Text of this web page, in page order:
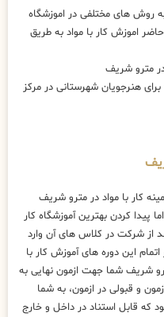
روش های مختلفی در اموزشگاه
اموزش کار با مواد به طریق
هنرجویان شهرستانی در مرکز
کار با مواد در مترو شریف
پیدا کردن بهترین آموزشگاه کار
از شرکت در کلاس های آن وارد
این دوره های آموزش کار با
شریف شما جهت ازمون نهایی به
و قبولی در ازمون، به شما
که قابل استناد در داخل و خارج